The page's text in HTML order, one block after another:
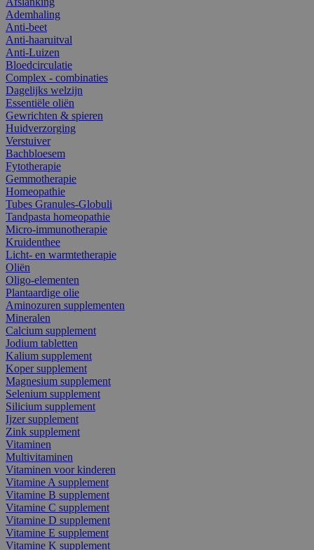
Ademhaling
Anti-beet
Anti-haaruitval
Anti-Luizen
Bloedcirculatie
Complex - combinaties
Dagelijks welzijn
Essentiële oliën
Gewrichten & spieren
Huidverzorging
Verstuiver
Bachbloesem
Fytotherapie
Gemmotherapie
Homeopathie
Tubes Granules-Globuli
Tandpasta homeopathie
Micro-immunotherapie
Kruidenthee
Licht- en warmtetherapie
Oliën
Oligo-elementen
Plantaardige olie
Aminozuren supplementen
Mineralen
Calcium supplement
Jodium tabletten
Kalium supplement
Koper supplement
Magnesium supplement
Selenium supplement
Silicium supplement
Ijzer supplement
Zink supplement
Vitaminen
Multivitaminen
Vitaminen voor kinderen
Vitamine A supplement
Vitamine B supplement
Vitamine C supplement
Vitamine D supplement
Vitamine E supplement
Vitamine K supplement